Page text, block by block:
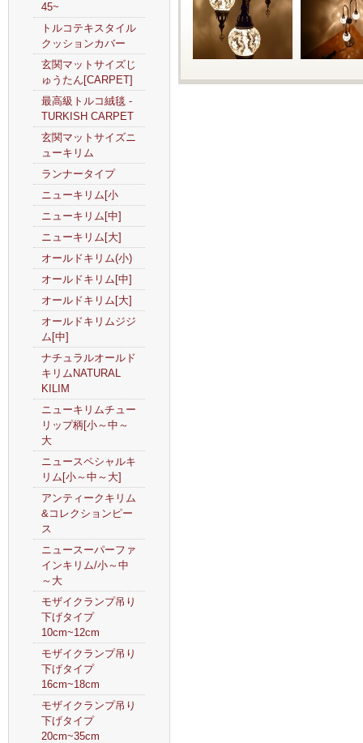
45~
トルコテキスタイル
クッションカバー
玄関マットサイズじ
ゅうたん[CARPET]
最高級トルコ絨毯 -
TURKISH CARPET
玄関マットサイズニ
ューキリム
ランナータイプ
ニューキリム[小
ニューキリム[中]
ニューキリム[大]
オールドキリム(小)
オールドキリム[中]
オールドキリム[大]
オールドキリムジジ
ム[中]
ナチュラルオールド
キリムNATURAL
KILIM
ニューキリムチュー
リップ柄[小～中～
大
ニュースペシャルキ
リム[小～中～大]
アンティークキリム
&コレクションピー
ス
ニュースーパーファ
インキリム/小～中
～大
モザイクランプ吊り
下げタイプ
10cm~12cm
モザイクランプ吊り
下げタイプ
16cm~18cm
モザイクランプ吊り
下げタイプ
20cm~35cm